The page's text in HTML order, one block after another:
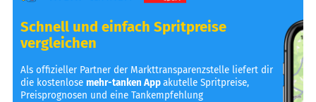
Schnell und einfach Spritpreise
vergleichen
Als offizieller Partner der Markttransparenzstelle liefert dir
die kostenlosemehr-tanken Appakutelle Spritpreise,
Preisprognosen und eine Tankempfehlung